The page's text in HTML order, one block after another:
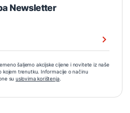
Newsletter
šaljemo akcijske cijene i novitete iz naše
kojem trenutku. Informacije o načinu
su uslovima korištenja.